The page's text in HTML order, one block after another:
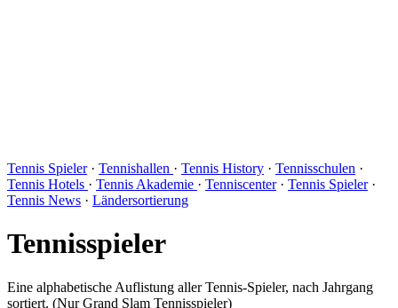
Tennis Spieler· Tennishallen · Tennis History · Tennisschulen ·
Tennis Hotels · Tennis Akademie · Tenniscenter· Tennis Spieler·
Tennis News · Ländersortierung
Tennisspieler
Eine alphabetische Auflistung aller Tennis-Spieler, nach Jahrgang
sortiert. (Nur Grand Slam Tennisspieler)